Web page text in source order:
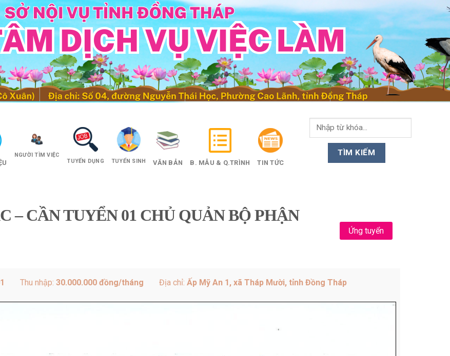
NGƯỜI TÌM VIỆC
TUYỂN DỤNG
TUYỂN SINH VĂN BẢN B. MẪU & Q.TRÌNH TIN TỨC
– CẦN TUYỂN 01 CHỦ QUẢN BỘ PHẬN
Ứng tuyển
Thu nhập: 30.000.000 đồng/tháng Địa chỉ: Ấp Mỹ An 1, xã Tháp Mười, tỉnh Đồng Tháp